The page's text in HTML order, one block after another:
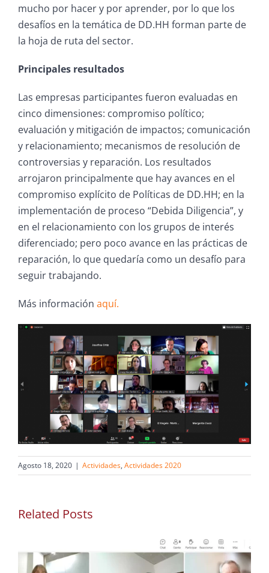
mucho por hacer y por aprender, por lo que los
desafíos en la temática de DD.HH forman parte de
la hoja de ruta del sector.
Principales resultados
Las empresas participantes fueron evaluadas en
cinco dimensiones: compromiso político;
evaluación y mitigación de impactos; comunicación
y relacionamiento; mecanismos de resolución de
controversias y reparación. Los resultados
arrojaron principalmente que hay avances en el
compromiso explícito de Políticas de DD.HH; en la
implementación de proceso “Debida Diligencia”, y
en el relacionamiento con los grupos de interés
diferenciado; pero poco avance en las prácticas de
reparación, lo que quedaría como un desafío para
seguir trabajando.
Más información aquí.
Agosto 18, 2020 | Actividades, Actividades 2020
Related Posts